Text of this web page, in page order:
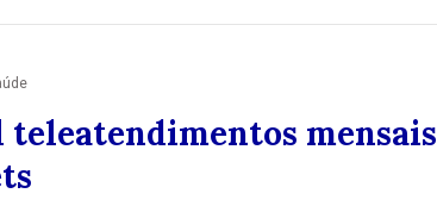
teleatendimentos mensais